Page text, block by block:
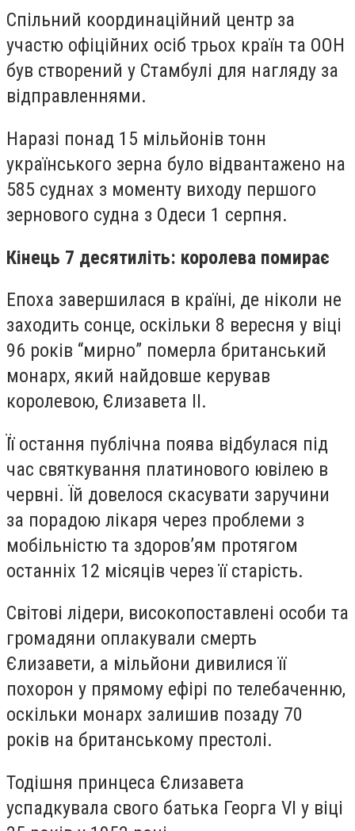
Спільний координаційний центр за
участю офіційних осіб трьох країн та ООН
був створений у Стамбулі для нагляду за
відправленнями.
Наразі понад 15 мільйонів тонн
українського зерна було відвантажено на
585 суднах з моменту виходу першого
зернового судна з Одеси 1 серпня.
Кінець 7 десятиліть: королева помирає
Епоха завершилася в країні, де ніколи не
заходить сонце, оскільки 8 вересня у віці
96 років “мирно” померла британський
монарх, який найдовше керував
королевою, Єлизавета II.
Її остання публічна поява відбулася під
час святкування платинового ювілею в
червні. Їй довелося скасувати заручини
за порадою лікаря через проблеми з
мобільністю та здоров’ям протягом
останніх 12 місяців через її старість.
Світові лідери, високопоставлені особи та
громадяни оплакували смерть
Єлизавети, а мільйони дивилися її
похорон у прямому ефірі по телебаченню,
оскільки монарх залишив позаду 70
років на британському престолі.
Тодішня принцеса Єлизавета
успадкувала свого батька Георга VI у віці